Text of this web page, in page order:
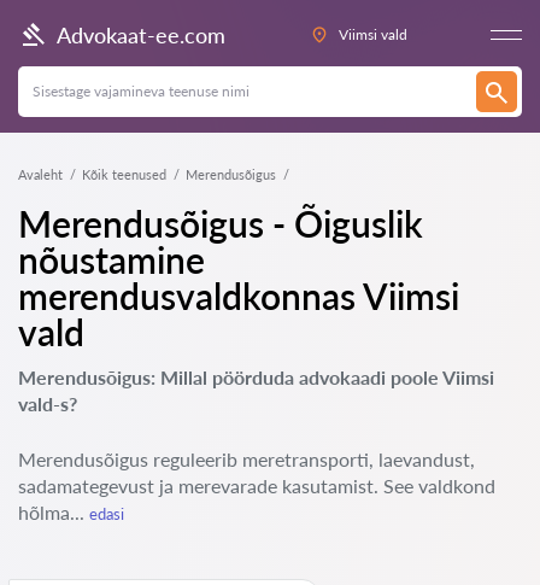
Advokaat-ee.com Viimsi vald
Avaleht Kõik teenused Merendusõigus
Merendusõigus - Õiguslik
nõustamine
merendusvaldkonnas Viimsi
vald
Merendusõigus: Millal pöörduda advokaadi poole Viimsi
vald-s?
Merendusõigus reguleerib meretransporti, laevandust,
sadamategevust ja merevarade kasutamist. See valdkond
hõlma... edasi